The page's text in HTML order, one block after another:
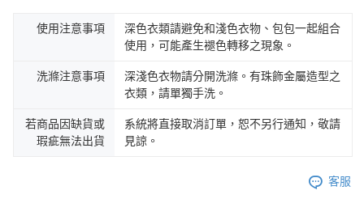
使用注意事項
深色衣類請避免和淺色衣物、包包一起組合
使用，可能產生褪色轉移之現象。
洗滌注意事項
深淺色衣物請分開洗滌。有珠飾金屬造型之
衣類，請單獨手洗。
若商品因缺貨或
瑕疵無法出貨
系統將直接取消訂單，恕不另行通知，敬請
見諒。
客服